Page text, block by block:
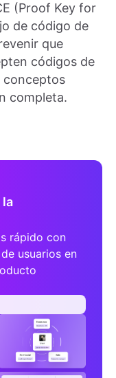
(Proof Key for
de código de
que
códigos de
conceptos
completa.
la
rápido con
usuarios en